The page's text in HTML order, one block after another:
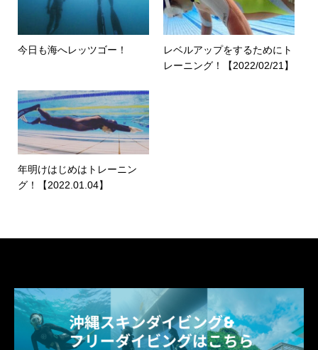
今日も海へレッツゴー！
レベルアップをするためにト
レーニング！【2022/02/21】
年明けはじめはトレーニン
グ！【2022.01.04】